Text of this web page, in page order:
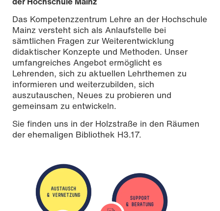
Das Kompetenzzentrum Lehre an der Hochschule
Mainz versteht sich als Anlaufstelle bei
sämtlichen Fragen zur Weiterentwicklung
didaktischer Konzepte und Methoden. Unser
umfangreiches Angebot ermöglicht es
Lehrenden, sich zu aktuellen Lehrthemen zu
informieren und weiterzubilden, sich
auszutauschen, Neues zu probieren und
gemeinsam zu entwickeln.
Sie finden uns in der Holzstraße in den Räumen
der ehemaligen Bibliothek H3.17.